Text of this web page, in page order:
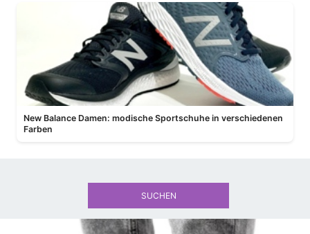
New Balance Damen: modische Sportschuhe in verschiedenen
Farben
SUCHEN